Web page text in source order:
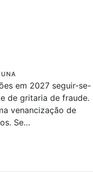
em 2027 seguir-se-
de gritaria de fraude.
venancização de
Se…